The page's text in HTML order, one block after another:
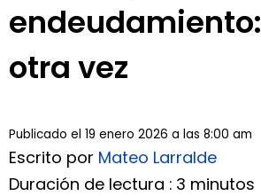
otra vez
Publicado el 19 enero 2026 a las 8:00 am
Escrito por Mateo Larralde
Duración de lectura : 3 minutos